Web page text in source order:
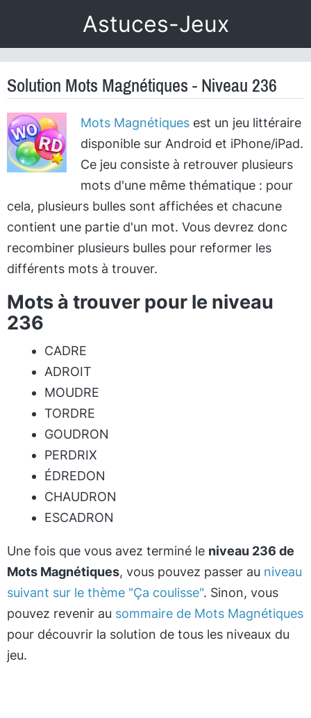
Astuces-Jeux
Solution Mots Magnétiques - Niveau 236
Mots Magnétiquesest un jeu littéraire
disponible sur Android et iPhone/iPad.
Ce jeu consiste à retrouver plusieurs
mots d'une même thématique : pour
cela, plusieurs bulles sont affichées et chacune
contient une partie d'un mot. Vous devrez donc
recombiner plusieurs bulles pour reformer les
différents mots à trouver.
Mots à trouver pour le niveau
236
CADRE
ADROIT
MOUDRE
TORDRE
GOUDRON
PERDRIX
ÉDREDON
CHAUDRON
ESCADRON
Une fois que vous avez terminé le niveau 236 de
Mots Magnétiques, vous pouvez passer au niveau
suivant sur le thème "Ça coulisse". Sinon, vous
pouvez revenir au sommaire de Mots Magnétiques
pour découvrir la solution de tous les niveaux du
jeu.